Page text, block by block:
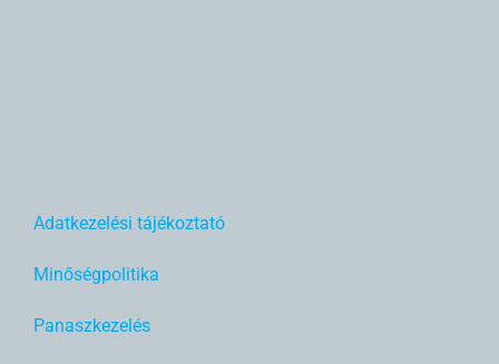
Adatkezelési tájékoztató
Minőségpolitika
Panaszkezelés